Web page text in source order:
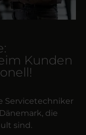
Kunden
Servicetechniker
die
sind.